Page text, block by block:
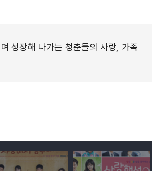
성장해 나가는 청춘들의 사랑, 가족